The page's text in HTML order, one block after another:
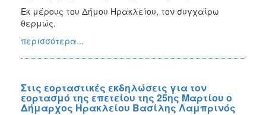
Εκ μέρους του Δήμου Ηρακλείου, τον συγχαίρω
θερμώς.
περισσότερα...
Στις εορταστικές εκδηλώσεις για τον
εορτασμό της επετείου της 25ης Μαρτίου ο
Δήμαρχος Ηρακλείου Βασίλης Λαμπρινός